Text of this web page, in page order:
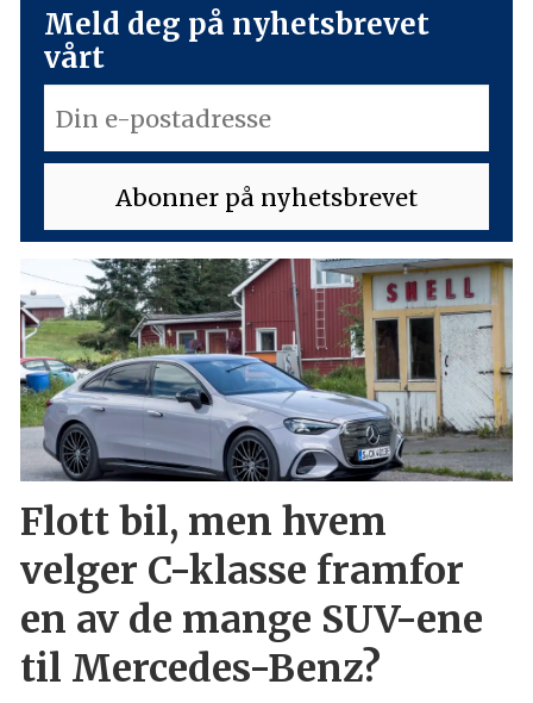
Meld deg på nyhetsbrevet
vårt
Flott bil, men hvem
velger C-klasse framfor
en av de mange SUV-ene
til Mercedes-Benz?